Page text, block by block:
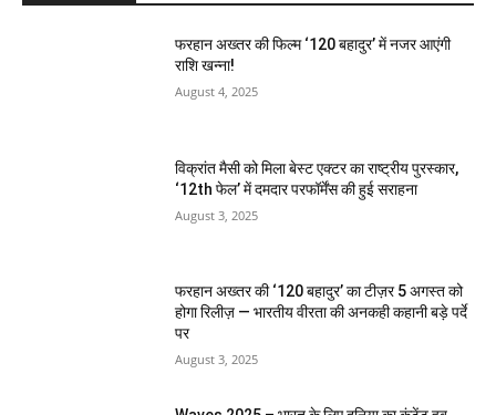
फरहान अख्तर की फिल्म ‘120 बहादुर’ में नजर आएंगी
राशि खन्ना!
August 4, 2025
विक्रांत मैसी को मिला बेस्ट एक्टर का राष्ट्रीय पुरस्कार,
‘12th फेल’ में दमदार परफॉर्मेंस की हुई सराहना
August 3, 2025
फरहान अख्तर की ‘120 बहादुर’ का टीज़र 5 अगस्त को
होगा रिलीज़ — भारतीय वीरता की अनकही कहानी बड़े पर्दे
पर
August 3, 2025